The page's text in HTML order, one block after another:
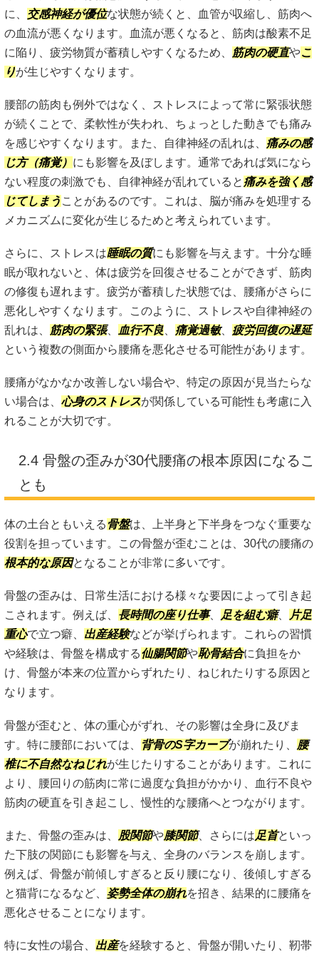
に、 交感神経が優位な状態が続くと、血管が収縮し、筋肉へ
の血流が悪くなります。血流が悪くなると、筋肉は酸素不足
に陥り、疲労物質が蓄積しやすくなるため、
筋肉の硬直やこ
りが生じやすくなります。
腰部の筋肉も例外ではなく、ストレスによって常に緊張状態
が続くことで、柔軟性が失われ、ちょっとした動きでも痛み
を感じやすくなります。また、自律神経の乱れは、 痛みの感
じ方（痛覚） にも影響を及ぼします。通常であれば気になら
ない程度の刺激でも、自律神経が乱れていると 痛みを強く感
じてしまう ことがあるのです。これは、脳が痛みを処理する
メカニズムに変化が生じるためと考えられています。
さらに、ストレスは睡眠の質にも影響を与えます。十分な睡
眠が取れないと、体は疲労を回復させることができず、筋肉
の修復も遅れます。疲労が蓄積した状態では、腰痛がさらに
悪化しやすくなります。このように、ストレスや自律神経の
乱れは、
筋肉の緊張、 血行不良 痛覚過敏、 疲労回復の遅延
という複数の側面から腰痛を悪化させる可能性があります。
腰痛がなかなか改善しない場合や、特定の原因が見当たらな
い場合は、 心身のストレスが関係している可能性も考慮に入
れることが大切です。
2.4 骨盤の歪みが30代腰痛の根本原因になるこ
とも
体の土台ともいえる 骨盤は、上半身と下半身をつなぐ重要な
役割を担っています。この骨盤が歪むことは、30代の腰痛の
根本的な原因となることが非常に多いです。
骨盤の歪みは、日常生活における様々な要因によって引き起
こされます。例えば、 長時間の座り仕事、 足を組む癖、
片足
重心で立つ癖、 出産経験などが挙げられます。これらの習慣
や経験は、骨盤を構成する仙腸関節や恥骨結合に負担をか
け、骨盤が本来の位置からずれたり、ねじれたりする原因と
なります。
骨盤が歪むと、体の重心がずれ、その影響は全身に及びま
す。特に腰部においては、
背骨のS字カーブが崩れたり、 腰
椎に不自然なねじれが生じたりすることがあります。これに
より、腰回りの筋肉に常に過度な負担がかかり、血行不良や
筋肉の硬直を引き起こし、慢性的な腰痛へとつながります。
また、骨盤の歪みは、 股関節や膝関節、さらには足首といっ
た下肢の関節にも影響を与え、全身のバランスを崩します。
例えば、骨盤が前傾しすぎると反り腰になり、後傾しすぎる
と猫背になるなど、 姿勢全体の崩れを招き、結果的に腰痛を
悪化させることになります。
特に女性の場合、 出産を経験すると、骨盤が開いたり、靭帯